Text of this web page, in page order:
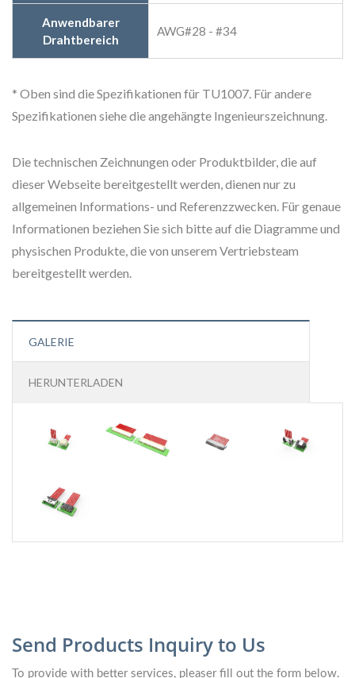
Anwendbarer
Drahtbereich
AWG#28 - #34
* Oben sind die Spezifikationen für TU1007. Für andere
Spezifikationen siehe die angehängte Ingenieurszeichnung.
Die technischen Zeichnungen oder Produktbilder, die auf
dieser Webseite bereitgestellt werden, dienen nur zu
allgemeinen Informations- und Referenzzwecken. Für genaue
Informationen beziehen Sie sich bitte auf die Diagramme und
physischen Produkte, die von unserem Vertriebsteam
bereitgestellt werden.
GALERIE
HERUNTERLADEN